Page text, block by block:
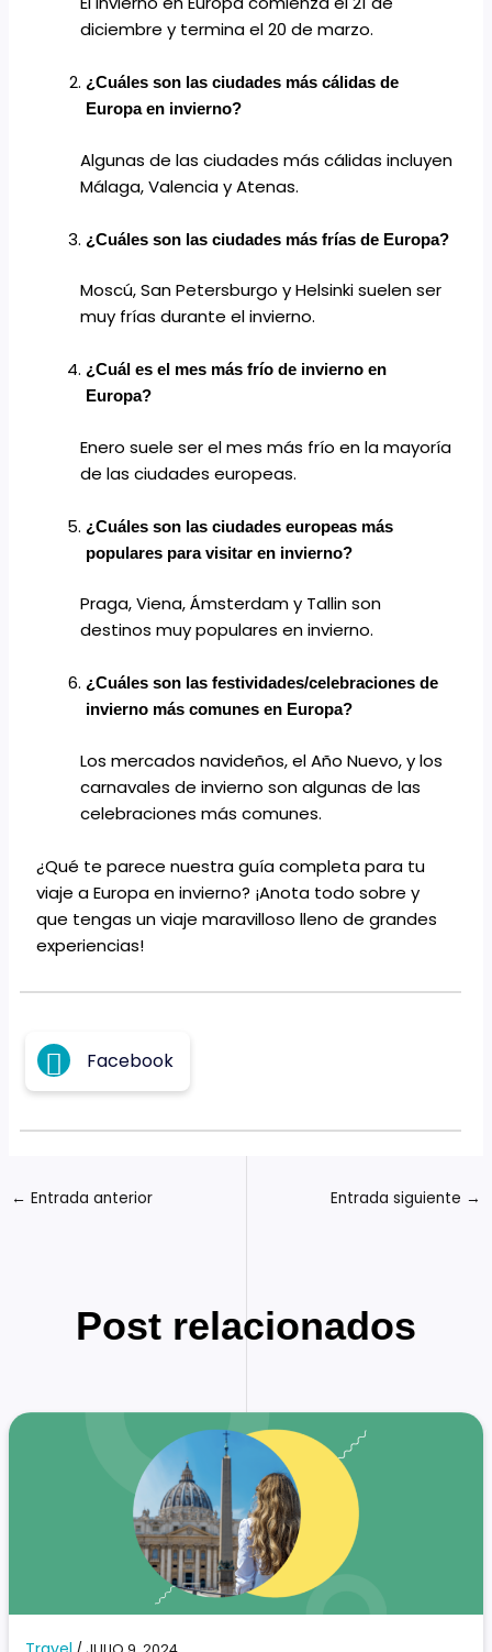
diciembre y termina el 20 de marzo.
¿Cuáles son las ciudades más cálidas de
Europa en invierno?
Algunas de las ciudades más cálidas incluyen
Málaga, Valencia y Atenas.
¿Cuáles son las ciudades más frías de Europa?
Moscú, San Petersburgo y Helsinki suelen ser
muy frías durante el invierno.
¿Cuál es el mes más frío de invierno en
Europa?
Enero suele ser el mes más frío en la mayoría
de las ciudades europeas.
¿Cuáles son las ciudades europeas más
populares para visitar en invierno?
Praga, Viena, Ámsterdam y Tallin son
destinos muy populares en invierno.
¿Cuáles son las festividades/celebraciones de
invierno más comunes en Europa?
Los mercados navideños, el Año Nuevo, y los
carnavales de invierno son algunas de las
celebraciones más comunes.
¿Qué te parece nuestra guía completa para tu
viaje a Europa en invierno? ¡Anota todo sobre y
que tengas un viaje maravilloso lleno de grandes
experiencias!
Facebook
← Entrada anterior Entrada siguiente →
Post relacionados